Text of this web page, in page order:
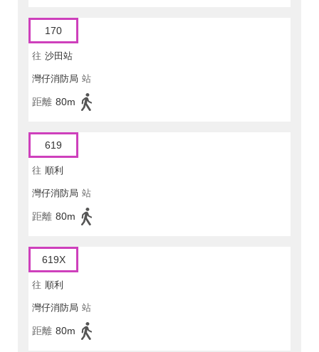
170
往 沙田站
灣仔消防局 站
距離 80m
619
往 順利
灣仔消防局 站
距離 80m
619X
往 順利
灣仔消防局 站
距離 80m